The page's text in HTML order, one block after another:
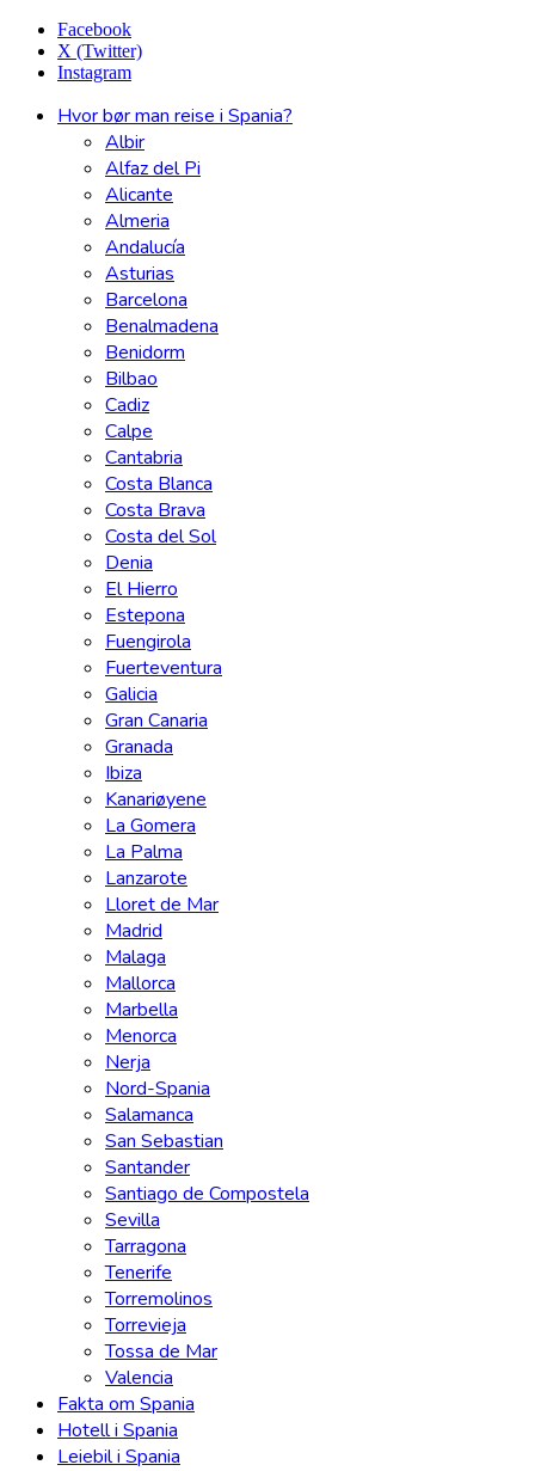
Facebook
X (Twitter)
Instagram
Hvor bør man reise i Spania?
Albir
Alfaz del Pi
Alicante
Almeria
Andalucía
Asturias
Barcelona
Benalmadena
Benidorm
Bilbao
Cadiz
Calpe
Cantabria
Costa Blanca
Costa Brava
Costa del Sol
Denia
El Hierro
Estepona
Fuengirola
Fuerteventura
Galicia
Gran Canaria
Granada
Ibiza
Kanariøyene
La Gomera
La Palma
Lanzarote
Lloret de Mar
Madrid
Malaga
Mallorca
Marbella
Menorca
Nerja
Nord-Spania
Salamanca
San Sebastian
Santander
Santiago de Compostela
Sevilla
Tarragona
Tenerife
Torremolinos
Torrevieja
Tossa de Mar
Valencia
Fakta om Spania
Hotell i Spania
Leiebil i Spania